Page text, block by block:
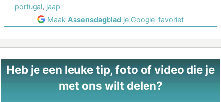
portugal, jaap
Maak Assensdagblad je Google-favoriet
Heb je een leuke tip, foto of video die je
met ons wilt delen?